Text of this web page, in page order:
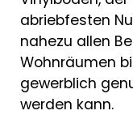
abriebfesten
nahezu allen
Wohnräumen
gewerblich
werden kann.